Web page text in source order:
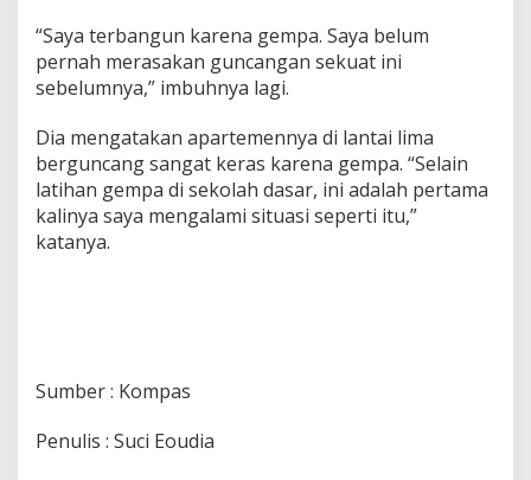
“Saya terbangun karena gempa. Saya belum
pernah merasakan guncangan sekuat ini
sebelumnya,” imbuhnya lagi.
Dia mengatakan apartemennya di lantai lima
berguncang sangat keras karena gempa. “Selain
latihan gempa di sekolah dasar, ini adalah pertama
kalinya saya mengalami situasi seperti itu,”
katanya.
Sumber : Kompas
Penulis : Suci Eoudia